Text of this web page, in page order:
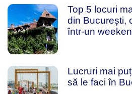
Top 5 locuri
din București,
într-un
Lucruri mai
să le faci în